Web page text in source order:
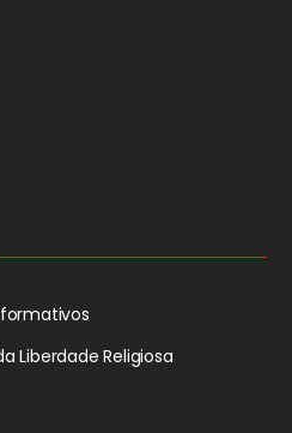
Liberdade Religiosa